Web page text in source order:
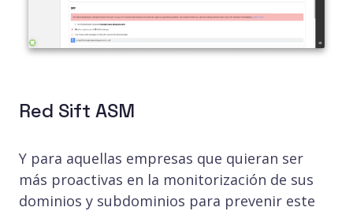
Red Sift ASM
Y para aquellas empresas que quieran ser
más proactivas en la monitorización de sus
dominios y subdominios para prevenir este